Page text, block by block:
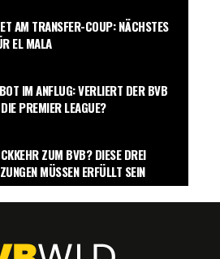
AM TRANSFER-COUP: NÄCHSTES
EL MALA
IM ANFLUG: VERLIERT DER BVB
PREMIER LEAGUE?
ZUM BVB? DIESE DREI
MÜSSEN ERFÜLLT SEIN